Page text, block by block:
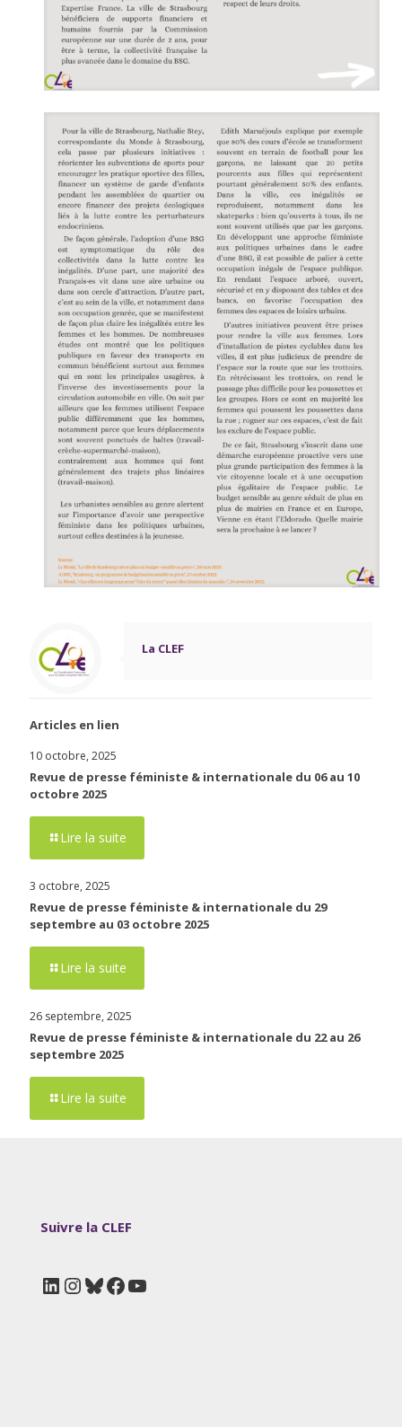
La CLEF
Articles en lien
10 octobre, 2025
Revue de presse féministe & internationale du 06 au 10
octobre 2025
Lire la suite
3 octobre, 2025
Revue de presse féministe & internationale du 29
septembre au 03 octobre 2025
Lire la suite
26 septembre, 2025
Revue de presse féministe & internationale du 22 au 26
septembre 2025
Lire la suite
Suivre la CLEF
LinkedIn
Instagram
Bluesky
Facebook
YouTube